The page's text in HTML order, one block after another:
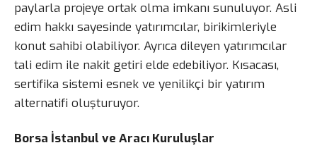
paylarla projeye ortak olma imkanı sunuluyor. Asli
edim hakkı sayesinde yatırımcılar, birikimleriyle
konut sahibi olabiliyor. Ayrıca dileyen yatırımcılar
tali edim ile nakit getiri elde edebiliyor. Kısacası,
sertifika sistemi esnek ve yenilikçi bir yatırım
alternatifi oluşturuyor.
Borsa İstanbul ve Aracı Kuruluşlar